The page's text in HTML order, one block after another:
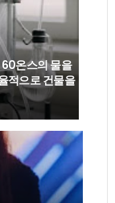
온스의 물을
적으로 건물을